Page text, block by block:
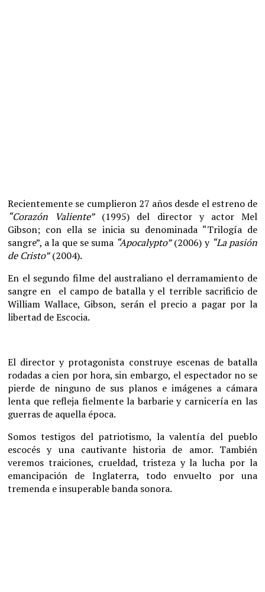
Recientemente se cumplieron 27 años desde el estreno de
“Corazón Valiente”(1995) del director y actor Mel
Gibson; con ella se inicia su denominada “Trilogía de
sangre”, a la que se suma “Apocalypto”(2006) y “La pasión
de Cristo”(2004).
En el segundo filme del australiano el derramamiento de
sangre en el campo de batalla y el terrible sacrificio de
William Wallace, Gibson, serán el precio a pagar por la
libertad de Escocia.
El director y protagonista construye escenas de batalla
rodadas a cien por hora, sin embargo, el espectador no se
pierde de ninguno de sus planos e imágenes a cámara
lenta que refleja fielmente la barbarie y carnicería en las
guerras de aquella época.
Somos testigos del patriotismo, la valentía del pueblo
escocés y una cautivante historia de amor. También
veremos traiciones, crueldad, tristeza y la lucha por la
emancipación de Inglaterra, todo envuelto por una
tremenda e insuperable banda sonora.